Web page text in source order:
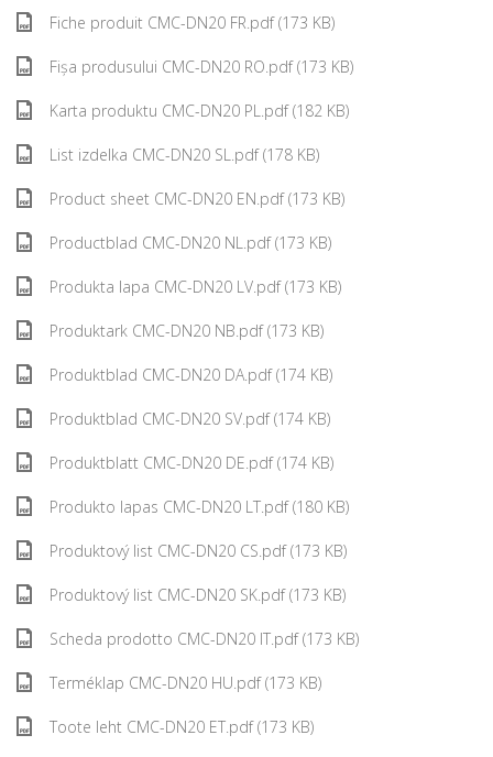
Fiche produit CMC-DN20 FR.pdf (173 KB)
Fișa produsului CMC-DN20 RO.pdf (173 KB)
Karta produktu CMC-DN20 PL.pdf (182 KB)
List izdelka CMC-DN20 SL.pdf (178 KB)
Product sheet CMC-DN20 EN.pdf (173 KB)
Productblad CMC-DN20 NL.pdf (173 KB)
Produkta lapa CMC-DN20 LV.pdf (173 KB)
Produktark CMC-DN20 NB.pdf (173 KB)
Produktblad CMC-DN20 DA.pdf (174 KB)
Produktblad CMC-DN20 SV.pdf (174 KB)
Produktblatt CMC-DN20 DE.pdf (174 KB)
Produkto lapas CMC-DN20 LT.pdf (180 KB)
Produktový list CMC-DN20 CS.pdf (173 KB)
Produktový list CMC-DN20 SK.pdf (173 KB)
Scheda prodotto CMC-DN20 IT.pdf (173 KB)
Terméklap CMC-DN20 HU.pdf (173 KB)
Toote leht CMC-DN20 ET.pdf (173 KB)